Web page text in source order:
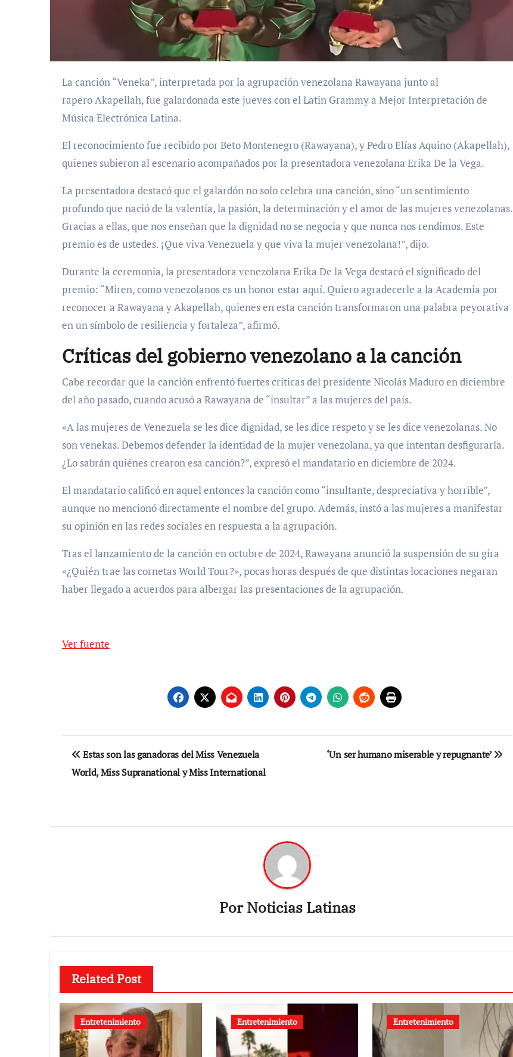
La canción “Veneka”, interpretada por la agrupación venezolana Rawayana junto al
rapero Akapellah, fue galardonada este jueves con el Latin Grammy a Mejor Interpretación de
Música Electrónica Latina.
El reconocimiento fue recibido por Beto Montenegro (Rawayana), y Pedro Elías Aquino (Akapellah),
quienes subieron al escenario acompañados por la presentadora venezolana Erika De la Vega.
La presentadora destacó que el galardón no solo celebra una canción, sino “un sentimiento
profundo que nació de la valentía, la pasión, la determinación y el amor de las mujeres venezolanas.
Gracias a ellas, que nos enseñan que la dignidad no se negocia y que nunca nos rendimos. Este
premio es de ustedes. ¡Que viva Venezuela y que viva la mujer venezolana!”, dijo.
Durante la ceremonia, la presentadora venezolana Erika De la Vega destacó el significado del
premio: “Miren, como venezolanos es un honor estar aquí. Quiero agradecerle a la Academia por
reconocer a Rawayana y Akapellah, quienes en esta canción transformaron una palabra peyorativa
en un símbolo de resiliencia y fortaleza”, afirmó.
Críticas del gobierno venezolano a la canción
Cabe recordar que la canción enfrentó fuertes críticas del presidente Nicolás Maduro en diciembre
del año pasado, cuando acusó a Rawayana de “insultar” a las mujeres del país.
«A las mujeres de Venezuela se les dice dignidad, se les dice respeto y se les dice venezolanas. No
son venekas. Debemos defender la identidad de la mujer venezolana, ya que intentan desfigurarla.
¿Lo sabrán quiénes crearon esa canción?”, expresó el mandatario en diciembre de 2024.
El mandatario calificó en aquel entonces la canción como “insultante, despreciativa y horrible”,
aunque no mencionó directamente el nombre del grupo. Además, instó a las mujeres a manifestar
su opinión en las redes sociales en respuesta a la agrupación.
Tras el lanzamiento de la canción en octubre de 2024, Rawayana anunció la suspensión de su gira
«¿Quién trae las cornetas World Tour?», pocas horas después de que distintas locaciones negaran
haber llegado a acuerdos para albergar las presentaciones de la agrupación.
Ver fuente
Navegación
de
Estas son las ganadoras del Miss Venezuela
World, Miss Supranational y Miss International
‘Un ser humano miserable y repugnante’
PorNoticias Latinas
Related Post
Entretenimiento Entretenimiento Entretenimiento